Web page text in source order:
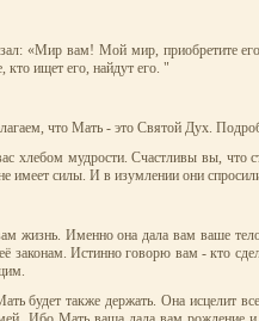
«Мир вам! Мой мир, приобретите
ищет его, найдут его. "
что Мать - это Святой Дух.
мудрости. Счастливы вы, что
имеет силы. И в изумлении они
Именно она дала вам ваше
законам. Истинно говорю вам - кто
будет также держать. Она исцелит